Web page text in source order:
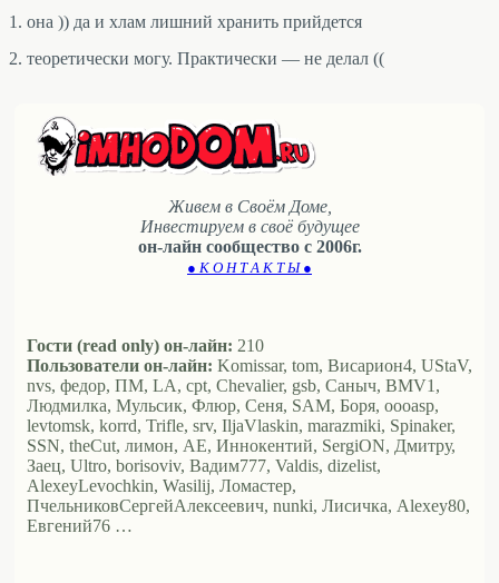
1. она )) да и хлам лишний хранить прийдется
2. теоретически могу. Практически — не делал ((
Живем в Своём Доме,
Инвестируем в своё будущее
он-лайн сообщество с 2006г.
● К О Н Т А К Т Ы ●
Гости (read only) он-лайн: 210
Пользователи он-лайн: Komissar, tom, Висариoн4, UStaV,
nvs, федор, ПМ, LA, cpt, Chevalier, gsb, Саныч, BMV1,
Людмилка, Мульсик, Флюр, Сеня, SAM, Боря, oooasp,
levtomsk, korrd, Trifle, srv, IljaVlaskin, marazmiki, Spinaker,
SSN, theCut, лимон, АЕ, Иннокентий, SergiON, Дмитру,
Заец, Ultro, borisoviv, Вадим777, Valdis, dizelist,
AlexeyLevochkin, Wasilij, Ломастер,
ПчельниковСергейАлексеевич, nunki, Лисичка, Alexey80,
Евгений76 …